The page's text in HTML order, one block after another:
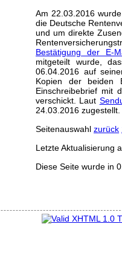
Am 22.03.2016
die Deutsche
und um direkte
Bestätigung der E-
mitgeteilt wurde,
06.04.2016 auf
Kopien der beiden
Einschreibebrief mit
verschickt. Laut
24.03.2016 zugestellt.
Seitenauswahl zurück
Letzte Aktualisierung
Diese Seite wurde in